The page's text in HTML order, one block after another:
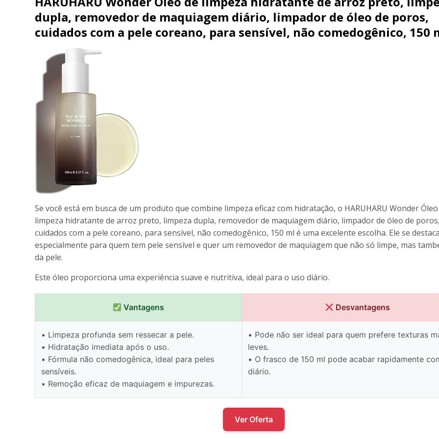
dupla, removedor de maquiagem diário, limpador de óleo de poros,
cuidados com a pele coreano, para sensível, não comedogênico, 150
Se você está em busca de um produto que combine limpeza eficaz com hidratação, o HARUHARU Wonder
limpeza hidratante de arroz preto, limpeza dupla, removedor de maquiagem diário, limpador de óleo de poros,
cuidados com a pele coreano, para sensível, não comedogênico, 150 ml é uma excelente escolha. Ele se destaca
especialmente para quem tem pele sensível e quer um removedor de maquiagem que não só limpe, mas
da pele.
Este óleo proporciona uma experiência suave e nutritiva, ideal para o uso diário.
Vantagens Desvantagens
• Limpeza profunda sem ressecar a pele.
• Hidratação imediata após o uso.
• Fórmula não comedogênica, ideal para peles
sensíveis.
• Remoção eficaz de maquiagem e impurezas.
• Pode não ser ideal para quem prefere texturas
leves.
• O frasco de 150 ml pode acabar rapidamente
diário.
Ver Oferta